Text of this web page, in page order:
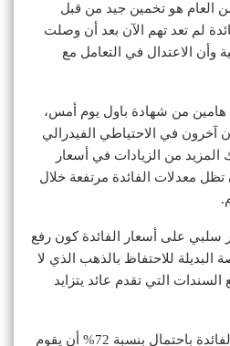
العام هو تخمين جيد من قبل
لم تعد تهم الآن بعد أن وصلت
وأن الاعتدال في التعامل مع
هامين من شهادة باول يوم أمس،
آخرون في الاحتياطي الفيدرالي
المزيد من الزيادات في أسعار
تظل معدلات الفائدة مرتفعة خلال
سلبي على أسعار الفائدة كون رفع
البديلة للاحتفاظ بالذهب الذي لا
السندات التي تقدم عائد يتزايد
الأسواق تقوم الآن بتسعير الفائدة باحتمال بنسبة 72% أن يقوم